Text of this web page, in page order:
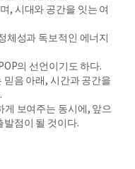
, 시대와 공간을 잇는 여
체성과 독보적인 에너지
의 선언이기도 하다.
음 아래, 시간과 공간을
게 보여주는 동시에, 앞으
점이 될 것이다.